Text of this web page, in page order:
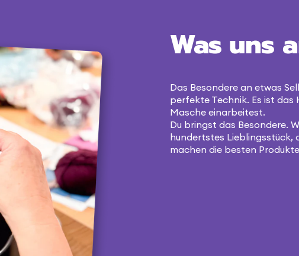
Was uns
Das Besondere an etwas
perfekte Technik. Es ist das
Masche einarbeitest.
Du bringst das Besondere.
hundertstes Lieblingsstück,
machen die besten